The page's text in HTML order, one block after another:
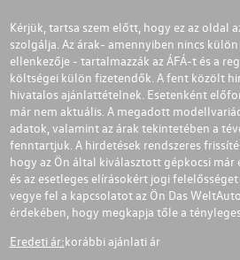
Kérjük, tartsa szem előtt, hogy ez az oldal
szolgálja. Az árak- amennyiben nincs
ellenkezője - tartalmazzák az ÁFÁ-t és a
költségei külön fizetendők. A fent közölt
hivatalos ajánlattételnek. Esetenként
már nem aktuális. A megadott
adatok, valamint az árak tekintetében a
fenntartjuk. A hirdetések rendszeres
hogy az Ön által kiválasztott gépkocsi már
és az esetleges elírásokért jogi
vegye fel a kapcsolatot az Ön Das
érdekében, hogy megkapja tőle a
Eredeti ár:korábbi ajánlati ár